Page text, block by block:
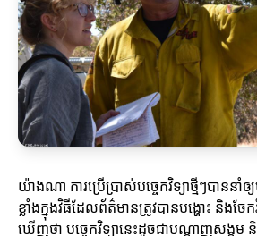
យ៉ាងណា ការប្រើប្រាស់បច្ចេកវិទ្យាថ្មីៗបាននាំ
ខ្លាំងក្នុងវិធីដែលព័ត៌មានត្រូវបានបង្ហោះ និងច
ឃើញថា បច្ចេកវិទ្យានេះដូចជាបណ្ដាញសង្គម